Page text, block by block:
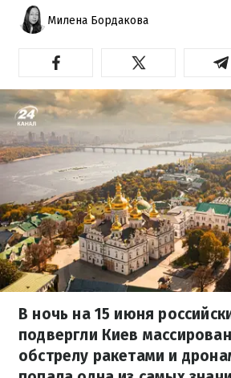
Милена Бордакова
В ночь на 15 июня
подвергли Киев
обстрелу ракетами и